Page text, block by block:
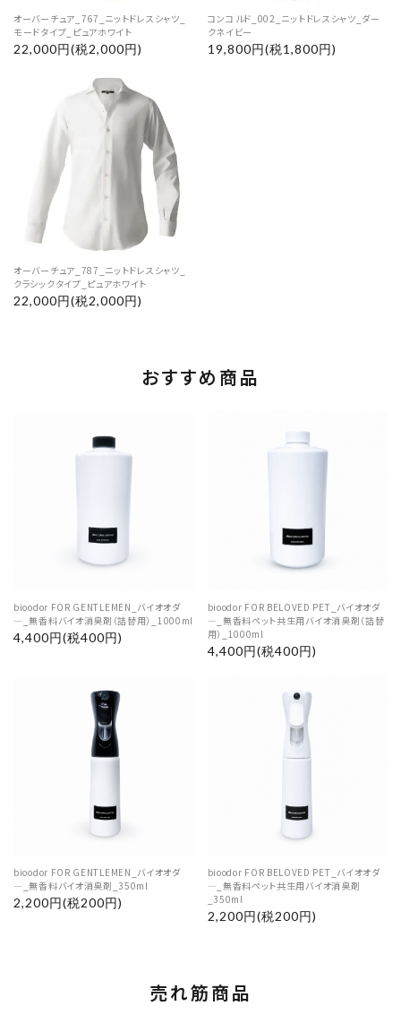
オーバーチュア_767_ニットドレスシャツ_
モードタイプ_ピュアホワイト
22,000円(税2,000円)
コンコルド_002_ニットドレスシャツ_ダー
クネイビー
19,800円(税1,800円)
オーバーチュア_787_ニットドレスシャツ_
クラシックタイプ_ピュアホワイト
22,000円(税2,000円)
おすすめ商品
bioodor FOR GENTLEMEN_バイオオダ
―_無香料バイオ消臭剤（詰替用）_1000ml
4,400円(税400円)
bioodor FOR BELOVED PET_バイオオダ
―_無香料ペット共生用バイオ消臭剤（詰替
用）_1000ml
4,400円(税400円)
bioodor FOR GENTLEMEN_バイオオダ
―_無香料バイオ消臭剤_350ml
2,200円(税200円)
bioodor FOR BELOVED PET_バイオオダ
―_無香料ペット共生用バイオ消臭剤
_350ml
2,200円(税200円)
売れ筋商品